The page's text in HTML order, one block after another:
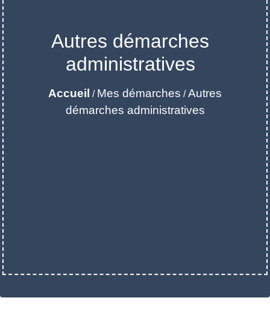
Autres démarches
administratives
Accueil / Mes démarches /Autres
démarches administratives